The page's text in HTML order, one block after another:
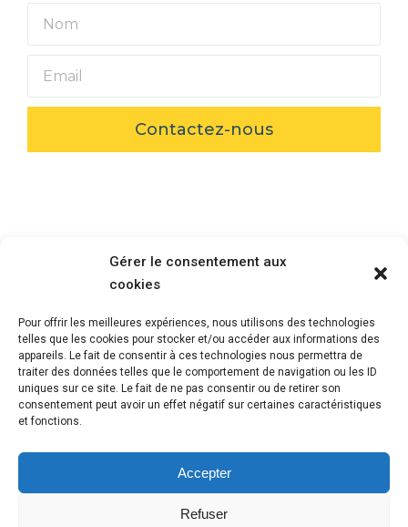
Gérer le consentement aux
cookies
Pour offrir les meilleures expériences, nous utilisons des technologies
telles que les cookies pour stocker et/ou accéder aux informations des
appareils. Le fait de consentir à ces technologies nous permettra de
traiter des données telles que le comportement de navigation ou les ID
uniques sur ce site. Le fait de ne pas consentir ou de retirer son
consentement peut avoir un effet négatif sur certaines caractéristiques
et fonctions.
Accepter
Refuser
Contactez-nous
Contactez-nous
Rue du Rhône 57